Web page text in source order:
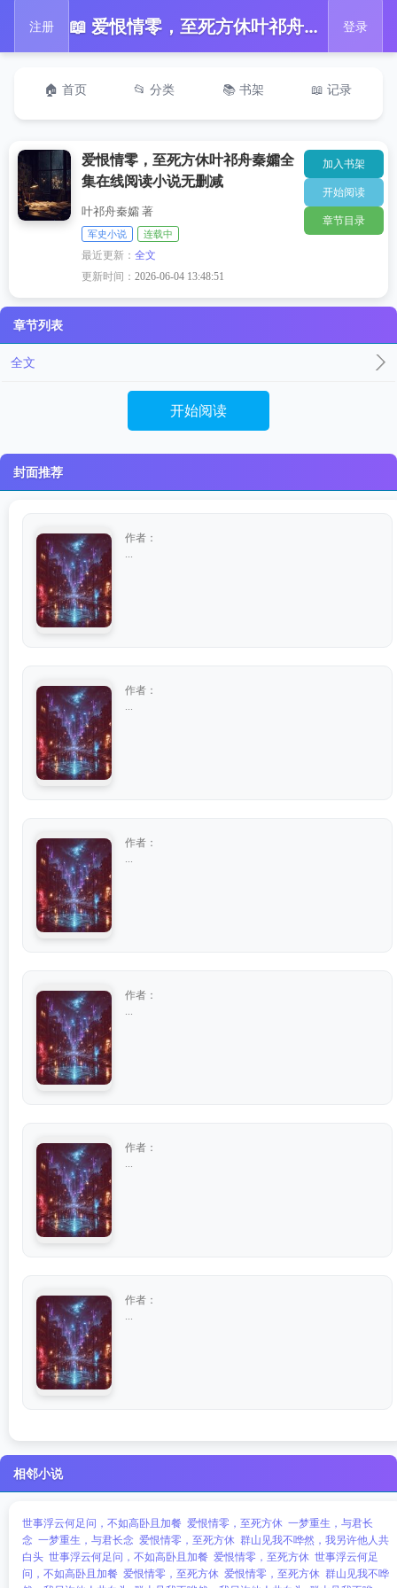
注册 📖 爱恨情零，至死方休叶祁舟秦孀全集在线阅读小说无删减 登录
🏠 首页 📂 分类 📚 书架 📖 记录
爱恨情零，至死方休叶祁舟秦孀全
集在线阅读小说无删减
叶祁舟秦孀 著
军史小说 连载中
最近更新：全文
更新时间：2026-06-04 13:48:51
加入书架
开始阅读
章节目录
章节列表
全文
开始阅读
封面推荐
作者：
作者：
作者：
作者：
作者：
作者：
相邻小说
世事浮云何足问，不如高卧且加餐 爱恨情零，至死方休 一梦重生，与君长
念 一梦重生，与君长念 爱恨情零，至死方休 群山见我不哗然，我另许他人共
白头 世事浮云何足问，不如高卧且加餐 爱恨情零，至死方休 世事浮云何足
问，不如高卧且加餐 爱恨情零，至死方休 爱恨情零，至死方休 群山见我不哗